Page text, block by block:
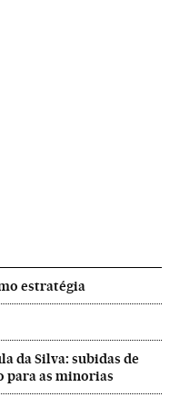
estratégia
da Silva: subidas de
para as minorias